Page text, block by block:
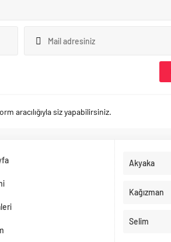
aracılığıyla siz yapabilirsiniz.
Akyaka
Kağızman
Selim